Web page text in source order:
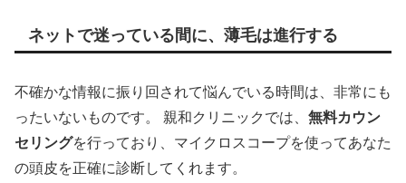
ネットで迷っている間に、薄毛は進行する
不確かな情報に振り回されて悩んでいる時間は、非常にも
ったいないものです。 親和クリニックでは、 無料カウン
セリングを行っており、マイクロスコープを使ってあなた
の頭皮を正確に診断してくれます。